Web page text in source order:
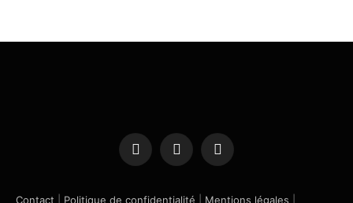
Facebook
X
(Twitter)
Instagram
Contact Politique de confidentialité Mentions légales